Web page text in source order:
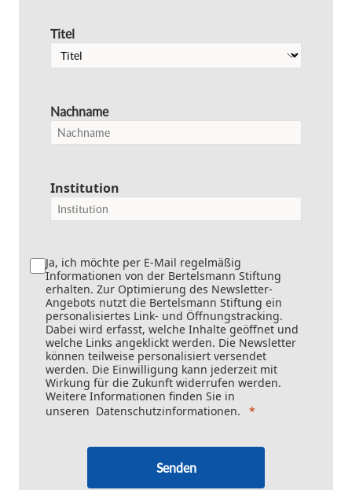
Titel
Nachname
Institution
Ja, ich möchte per E-Mail regelmäßig
Informationen von der Bertelsmann Stiftung
erhalten. Zur Optimierung des Newsletter-
Angebots nutzt die Bertelsmann Stiftung ein
personalisiertes Link- und Öffnungstracking.
Dabei wird erfasst, welche Inhalte geöffnet und
welche Links angeklickt werden. Die Newsletter
können teilweise personalisiert versendet
werden. Die Einwilligung kann jederzeit mit
Wirkung für die Zukunft widerrufen werden.
Weitere Informationen finden Sie in
unseren Datenschutzinformationen.
Senden